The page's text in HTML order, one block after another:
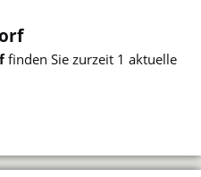
finden Sie zurzeit 1 aktuelle